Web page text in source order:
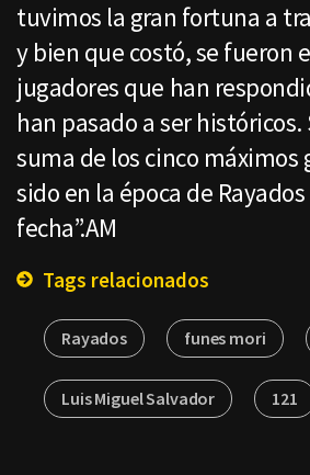
tuvimos la gran fortuna a
y bien que costó, se fueron
jugadores que han
han pasado a ser históricos.
suma de los cinco máximos
sido en la época de Rayados
fecha”.AM
Tags relacionados
Rayados funes mori
Luis Miguel Salvador 121